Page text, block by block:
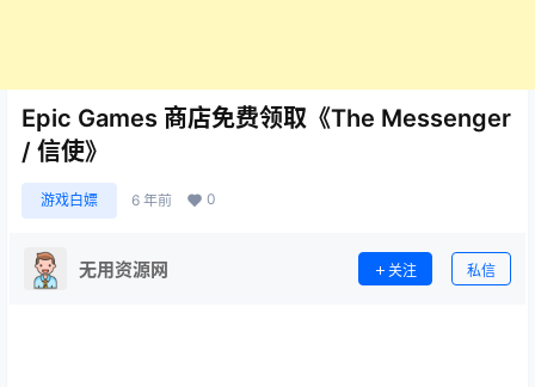
Epic Games 商店免费领取《The Messenger
/ 信使》
游戏白嫖 6 年前 0
无用资源网 关注 私信